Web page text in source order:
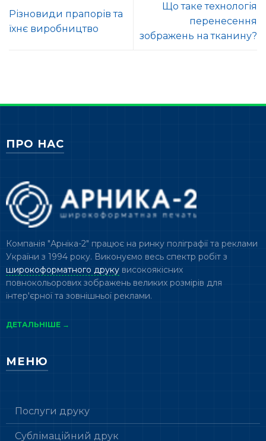
Різновиди прапорів та
їхнє виробництво
Що таке технологія
перенесення
зображень на тканину?
ПРО НАС
Компанія "Арніка-2" працює на ринку поліграфії та реклами
України з 1994 року. Виконуємо весь спектр робіт з
широкоформатного друкувисокоякісних
повнокольорових зображень великих розмірів для
інтер'єрної та зовнішньої реклами.
ДЕТАЛЬНІШЕ →
МЕНЮ
Послуги друку
Сублімаційний друк